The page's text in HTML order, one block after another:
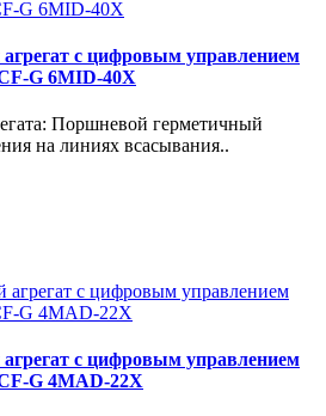
с цифровым управлением
G 6MID-40X
Поршневой герметичный
на линиях всасывания..
с цифровым управлением
G 4МАD-22Х